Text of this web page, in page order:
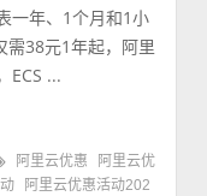
一年、1个月和1小
需38元1年起，阿里
ECS ...
阿里云优惠
阿里云优
阿里云优惠活动202